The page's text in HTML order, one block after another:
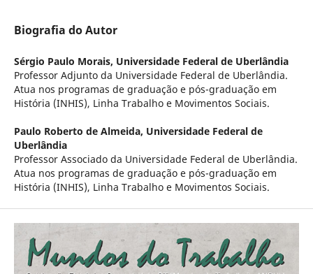
Biografia do Autor
Sérgio Paulo Morais, Universidade Federal de Uberlândia
Professor Adjunto da Universidade Federal de Uberlândia.
Atua nos programas de graduação e pós-graduação em
História (INHIS), Linha Trabalho e Movimentos Sociais.
Paulo Roberto de Almeida, Universidade Federal de
Uberlândia
Professor Associado da Universidade Federal de Uberlândia.
Atua nos programas de graduação e pós-graduação em
História (INHIS), Linha Trabalho e Movimentos Sociais.